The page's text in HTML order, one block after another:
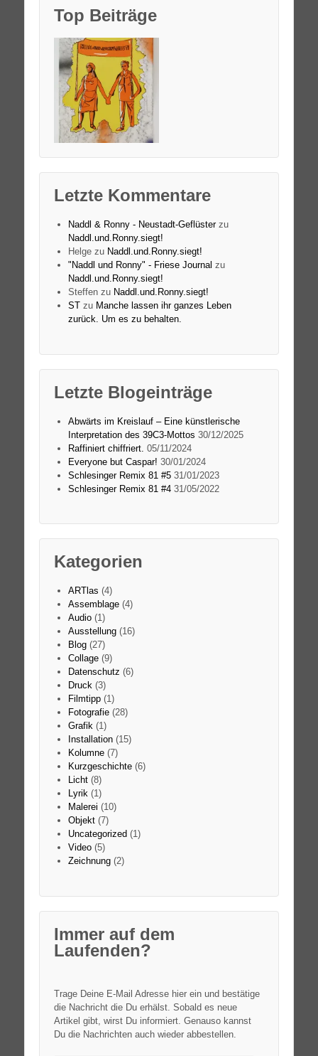
Top Beiträge
Letzte Kommentare
Naddl & Ronny - Neustadt-Geflüsterzu
Naddl.und.Ronny.siegt!
Helgezu Naddl.und.Ronny.siegt!
"Naddl und Ronny" - Friese Journal zu
Naddl.und.Ronny.siegt!
Steffenzu Naddl.und.Ronny.siegt!
STzu Manche lassen ihr ganzes Leben
zurück. Um es zu behalten.
Letzte Blogeinträge
Abwärts im Kreislauf – Eine künstlerische
Interpretation des 39C3-Mottos 30/12/2025
Raffiniert chiffriert. 05/11/2024
Everyone but Caspar! 30/01/2024
Schlesinger Remix 81 #5 31/01/2023
Schlesinger Remix 81 #4 31/05/2022
Kategorien
ARTlas (4)
Assemblage(4)
Audio(1)
Ausstellung(16)
Blog(27)
Collage(9)
Datenschutz (6)
Druck(3)
Filmtipp(1)
Fotografie(28)
Grafik(1)
Installation(15)
Kolumne(7)
Kurzgeschichte(6)
Licht(8)
Lyrik(1)
Malerei (10)
Objekt(7)
Uncategorized (1)
Video(5)
Zeichnung(2)
Immer auf dem
Laufenden?
Trage Deine E-Mail Adresse hier ein und bestätige
die Nachricht die Du erhälst. Sobald es neue
Artikel gibt, wirst Du informiert. Genauso kannst
Du die Nachrichten auch wieder abbestellen.